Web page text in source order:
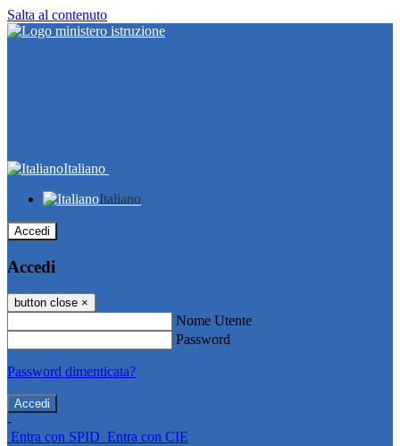
Salta al contenuto
Italiano
Italiano
Accedi
Accedi
button close ×
Nome Utente
Password
Password dimenticata?
-
Entra con SPID Entra con CIE